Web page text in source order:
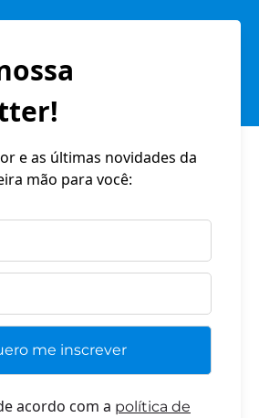
e as últimas novidades da
mão para você:
acordo com a política de